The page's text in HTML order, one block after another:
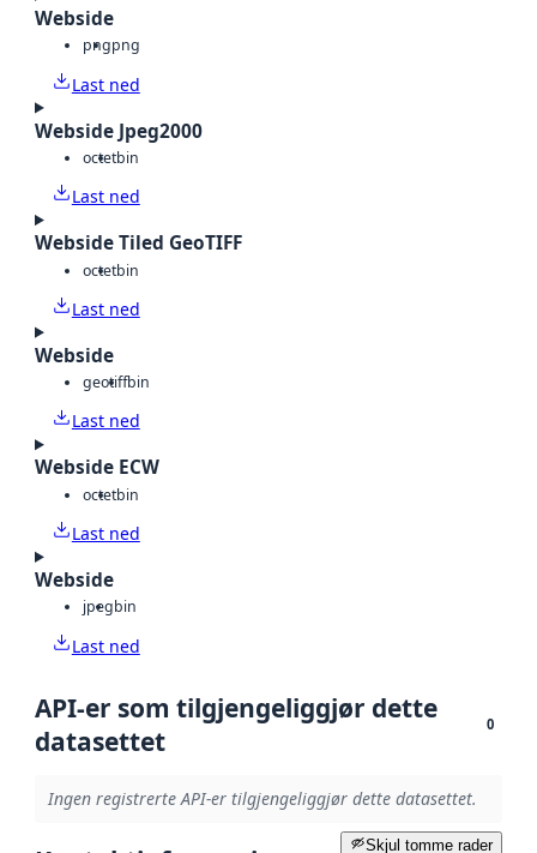
Webside
pngpng
Last ned
Webside Jpeg2000
octetbin
Last ned
Webside Tiled GeoTIFF
octetbin
Last ned
Webside
geotiffbin
Last ned
Webside ECW
octetbin
Last ned
Webside
jpegbin
Last ned
API-er som tilgjengeliggjør dette
datasettet
0
Ingen registrerte API-er tilgjengeliggjør dette datasettet.
Skjul tomme rader